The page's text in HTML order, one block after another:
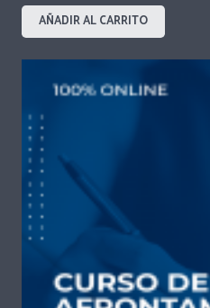
AÑADIR AL CARRITO